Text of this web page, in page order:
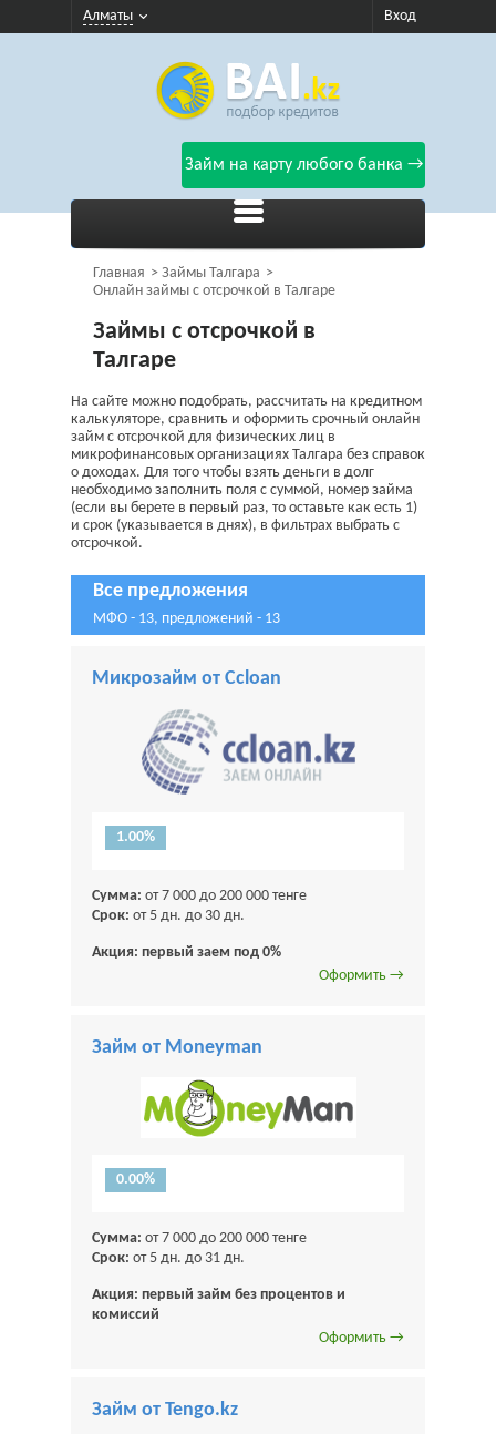
Алматы Вход
Займ на карту любого банка →
Главная
Займы Талгара
Онлайн займы с отсрочкой в Талгаре
Займы с отсрочкой в
Талгаре
На сайте можно подобрать, рассчитать на кредитном
калькуляторе, сравнить и оформить срочный онлайн
займ с отсрочкой для физических лиц в
микрофинансовых организациях Талгара без справок
о доходах. Для того чтобы взять деньги в долг
необходимо заполнить поля с суммой, номер займа
(если вы берете в первый раз, то оставьте как есть 1)
и срок (указывается в днях), в фильтрах выбрать с
отсрочкой.
Все предложения
МФО - 13, предложений - 13
Микрозайм от Ccloan
1.00%
Сумма: от 7 000 до 200 000 тенге
Срок: от 5 дн. до 30 дн.
Акция: первый заем под 0%
Оформить →
Займ от Moneyman
0.00%
Сумма: от 7 000 до 200 000 тенге
Срок: от 5 дн. до 31 дн.
Акция: первый займ без процентов и
комиссий
Оформить →
Займ от Tengo.kz